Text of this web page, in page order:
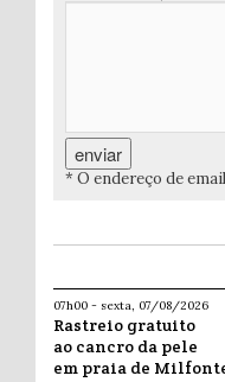
* O endereço de
07h00 - sexta, 07/08/2026
Rastreio gratuito
ao cancro da pele
em praia de